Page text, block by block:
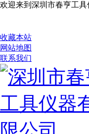
欢迎来到深圳市春亨工具
收藏本站
网站地图
联系我们